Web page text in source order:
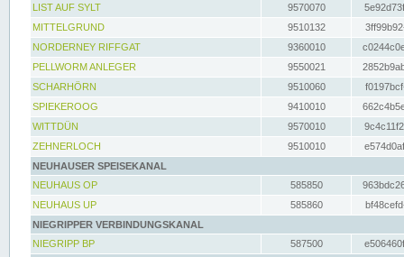
LIST AUF SYLT
9570070
MITTELGRUND
9510132
NORDERNEY RIFFGAT
9360010
PELLWORM ANLEGER
9550021
SCHARHÖRN
9510060
SPIEKEROOG
9410010
WITTDÜN
9570010
ZEHNERLOCH
9510010
NEUHAUSER SPEISEKANAL
NEUHAUS OP
585850
NEUHAUS UP
585860
NIEGRIPPER VERBINDUNGSKANAL
NIEGRIPP BP
587500